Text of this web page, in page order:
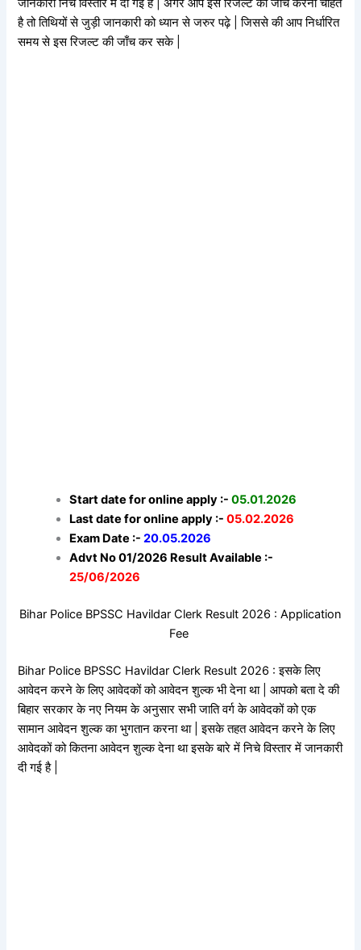
है तो तिथियों से जुड़ी जानकारी को ध्यान से जरुर पढ़े | जिससे की आप निर्धारित
समय से इस रिजल्ट की जाँच कर सके |
Start date for online apply :-05.01.2026
Last date for online apply :-05.02.2026
Exam Date :- 20.05.2026
Advt No 01/2026 Result Available :-
25/06/2026
Bihar Police BPSSC Havildar Clerk Result 2026 : Application
Fee
Bihar Police BPSSC Havildar Clerk Result 2026 : इसके लिए
आवेदन करने के लिए आवेदकों को आवेदन शुल्क भी देना था | आपको बता दे की
बिहार सरकार के नए नियम के अनुसार सभी जाति वर्ग के आवेदकों को एक
सामान आवेदन शुल्क का भुगतान करना था | इसके तहत आवेदन करने के लिए
आवेदकों को कितना आवेदन शुल्क देना था इसके बारे में निचे विस्तार में जानकारी
दी गई है |